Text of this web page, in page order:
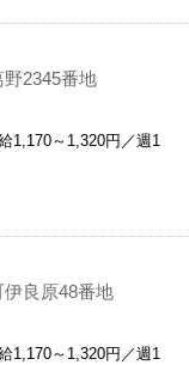
2345番地
1,170～1,320円／週1
良原48番地
1,170～1,320円／週1